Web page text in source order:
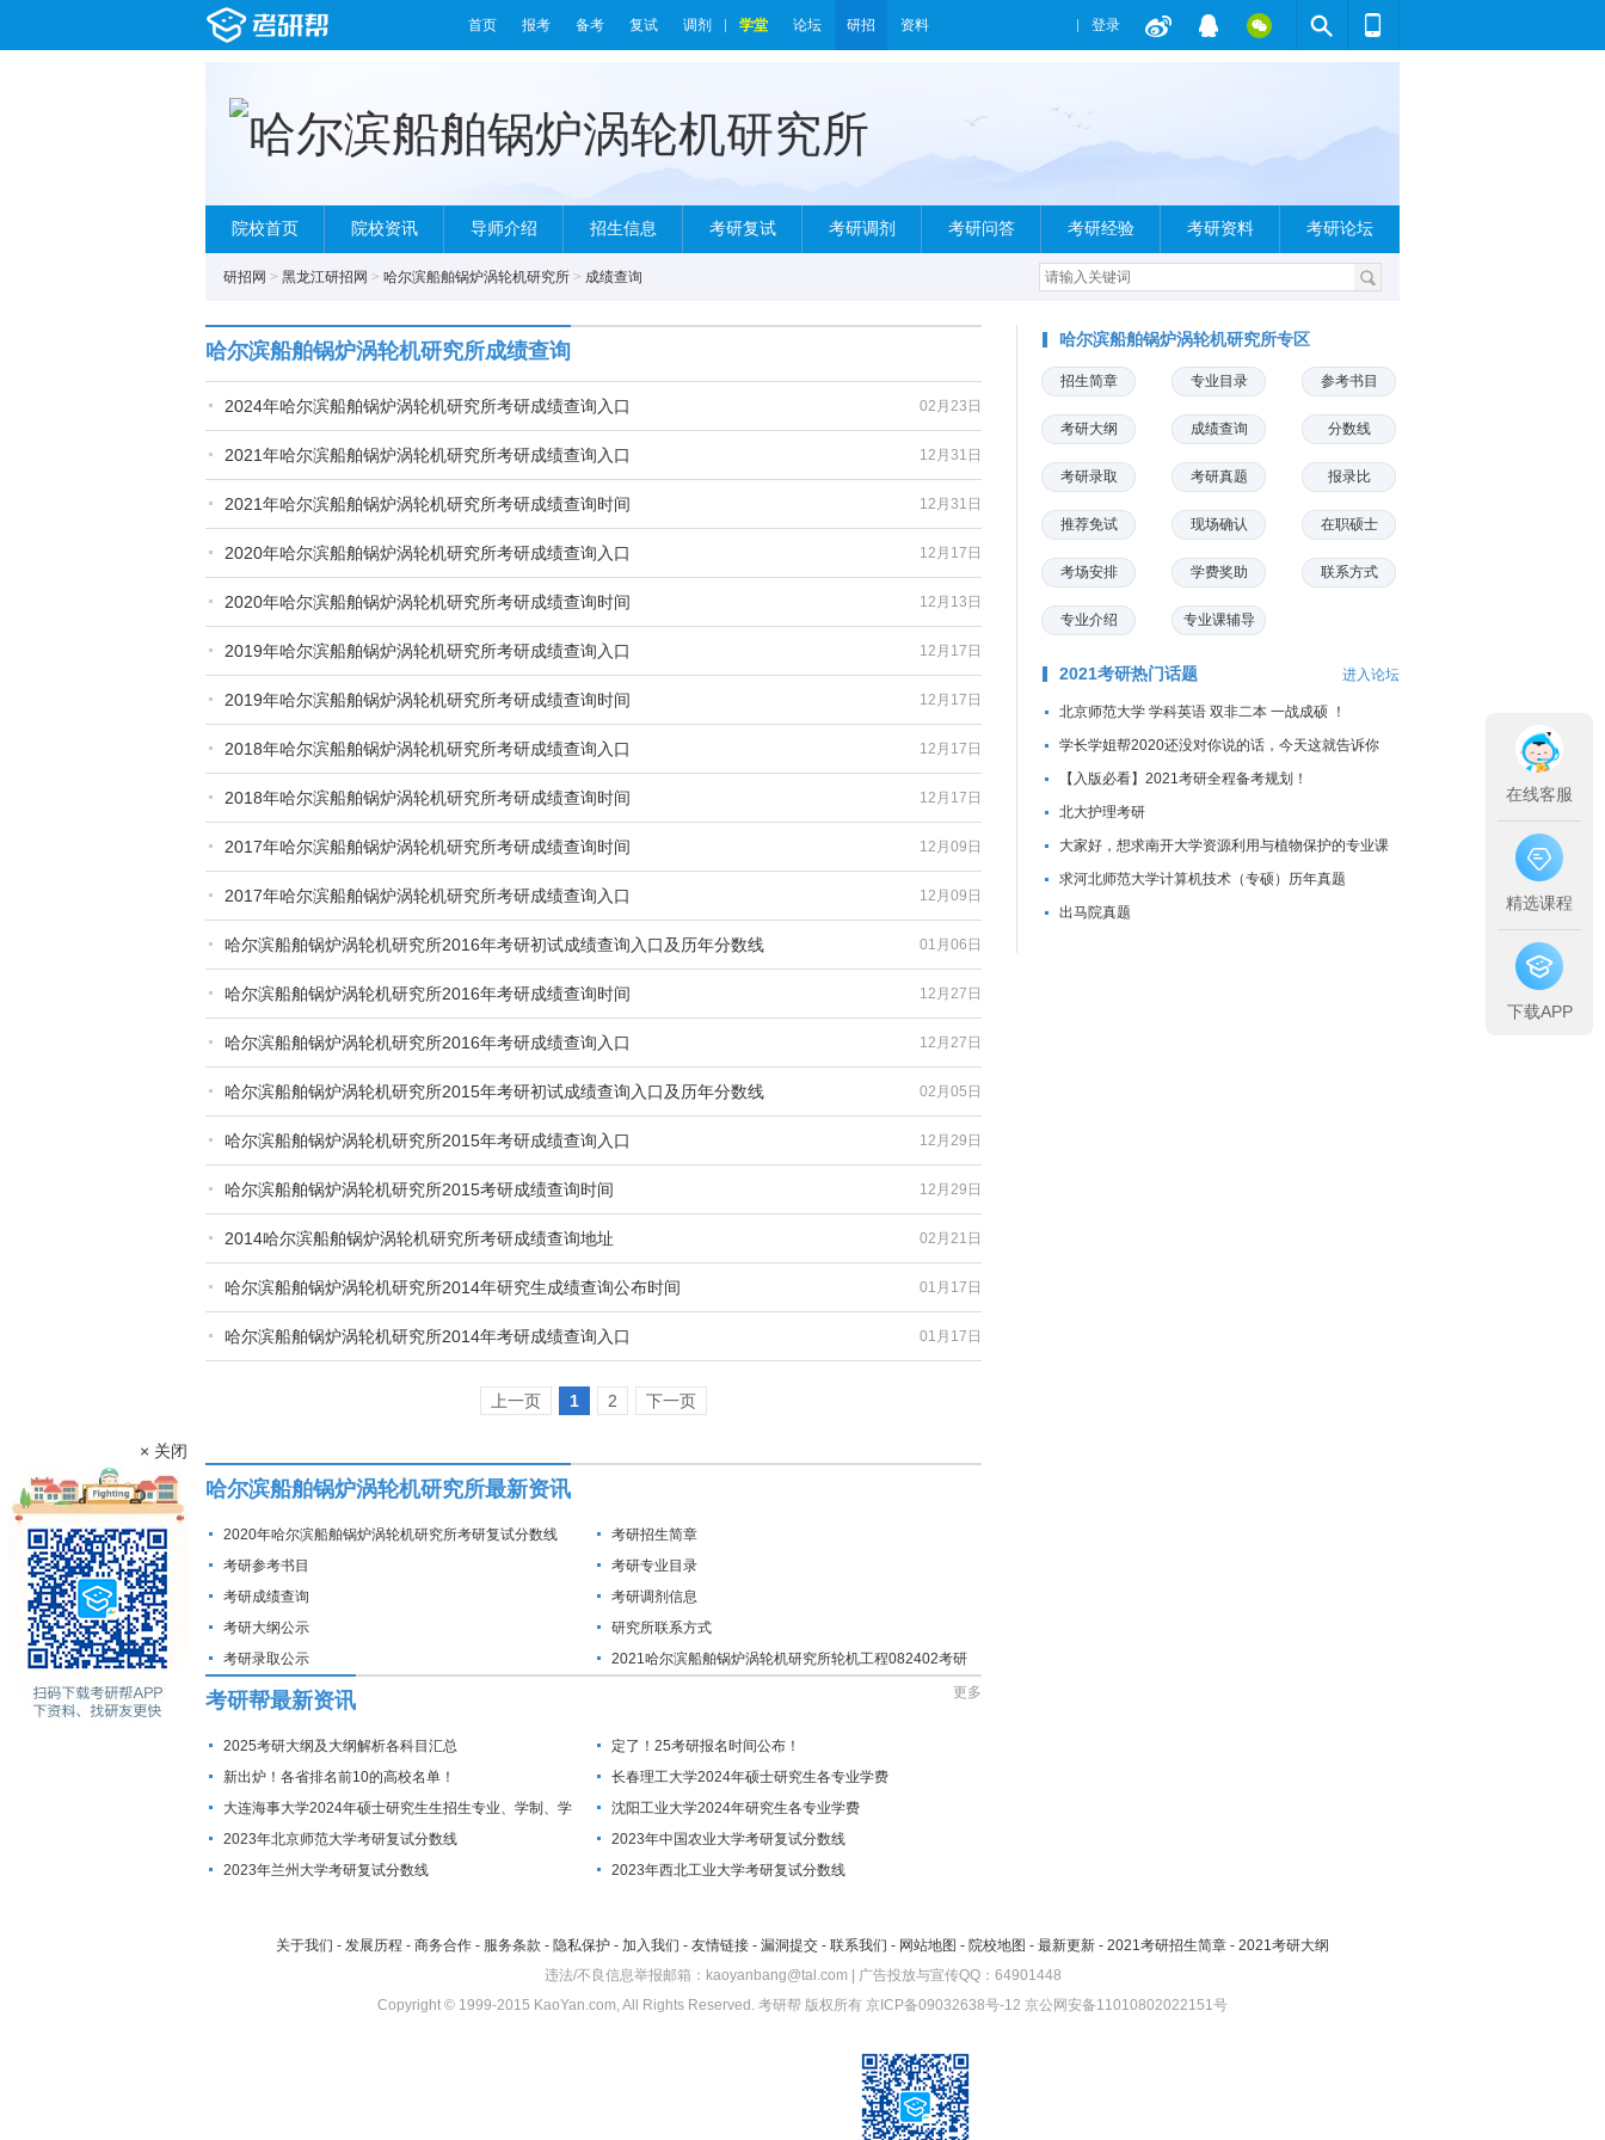
首页 报考 备考 复试 调剂 学堂 论坛 研招 资料 登录
院校首页 院校资讯 导师介绍 招生信息 考研复试 考研调剂 考研问答 考研经验 考研资料 考研论坛
研招网 > 黑龙江研招网 > 哈尔滨船舶锅炉涡轮机研究所 > 成绩查询
哈尔滨船舶锅炉涡轮机研究所成绩查询
02月23日
2024年哈尔滨船舶锅炉涡轮机研究所考研成绩查询入口
12月31日
2021年哈尔滨船舶锅炉涡轮机研究所考研成绩查询入口
12月31日
2021年哈尔滨船舶锅炉涡轮机研究所考研成绩查询时间
12月17日
2020年哈尔滨船舶锅炉涡轮机研究所考研成绩查询入口
12月13日
2020年哈尔滨船舶锅炉涡轮机研究所考研成绩查询时间
12月17日
2019年哈尔滨船舶锅炉涡轮机研究所考研成绩查询入口
12月17日
2019年哈尔滨船舶锅炉涡轮机研究所考研成绩查询时间
12月17日
2018年哈尔滨船舶锅炉涡轮机研究所考研成绩查询入口
12月17日
2018年哈尔滨船舶锅炉涡轮机研究所考研成绩查询时间
12月09日
2017年哈尔滨船舶锅炉涡轮机研究所考研成绩查询时间
12月09日
2017年哈尔滨船舶锅炉涡轮机研究所考研成绩查询入口
01月06日
哈尔滨船舶锅炉涡轮机研究所2016年考研初试成绩查询入口及历年分数线
12月27日
哈尔滨船舶锅炉涡轮机研究所2016年考研成绩查询时间
12月27日
哈尔滨船舶锅炉涡轮机研究所2016年考研成绩查询入口
02月05日
哈尔滨船舶锅炉涡轮机研究所2015年考研初试成绩查询入口及历年分数线
12月29日
哈尔滨船舶锅炉涡轮机研究所2015年考研成绩查询入口
12月29日
哈尔滨船舶锅炉涡轮机研究所2015考研成绩查询时间
02月21日
2014哈尔滨船舶锅炉涡轮机研究所考研成绩查询地址
01月17日
哈尔滨船舶锅炉涡轮机研究所2014年研究生成绩查询公布时间
01月17日
哈尔滨船舶锅炉涡轮机研究所2014年考研成绩查询入口
上一页 1 2 下一页
哈尔滨船舶锅炉涡轮机研究所最新资讯
2020年哈尔滨船舶锅炉涡轮机研究所考研复试分数线
考研招生简章
考研参考书目
考研专业目录
考研成绩查询
考研调剂信息
考研大纲公示
研究所联系方式
考研录取公示
2021哈尔滨船舶锅炉涡轮机研究所轮机工程082402考研
考研帮最新资讯 更多
2025考研大纲及大纲解析各科目汇总
定了！25考研报名时间公布！
新出炉！各省排名前10的高校名单！
长春理工大学2024年硕士研究生各专业学费
大连海事大学2024年硕士研究生生招生专业、学制、学
费标准及拟招生人数
沈阳工业大学2024年研究生各专业学费
2023年北京师范大学考研复试分数线
2023年中国农业大学考研复试分数线
2023年兰州大学考研复试分数线
2023年西北工业大学考研复试分数线
哈尔滨船舶锅炉涡轮机研究所专区
招生简章 专业目录 参考书目
考研大纲 成绩查询 分数线
考研录取 考研真题 报录比
推荐免试 现场确认 在职硕士
考场安排 学费奖助 联系方式
专业介绍 专业课辅导
2021考研热门话题 进入论坛
北京师范大学 学科英语 双非二本 一战成硕 ！
学长学姐帮2020还没对你说的话，今天这就告诉你
【入版必看】2021考研全程备考规划！
北大护理考研
大家好，想求南开大学资源利用与植物保护的专业课
资料...
求河北师范大学计算机技术（专硕）历年真题
出马院真题
关于我们 - 发展历程 - 商务合作 - 服务条款 - 隐私保护 - 加入我们 - 友情链接 - 漏洞提交 - 联系我们 - 网站地图 - 院校地图 - 最新更新 - 2021考研招生简章 - 2021考研大纲
违法/不良信息举报邮箱：kaoyanbang@tal.com | 广告投放与宣传QQ：64901448
Copyright © 1999-2015 KaoYan.com, All Rights Reserved. 考研帮 版权所有 京ICP备09032638号-12 京公网安备11010802022151号
× 关闭
在线客服
精选课程
下载APP